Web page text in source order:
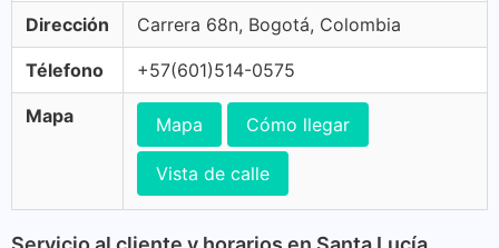
Dirección Carrera 68n, Bogotá, Colombia
Télefono +57(601)514-0575
Mapa Mapa Cómo llegar
Vista de calle